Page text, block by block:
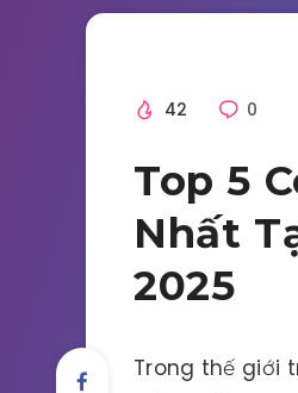
Giải Trí
42 0
Top 5
Nhất
2025
Trong thế giới